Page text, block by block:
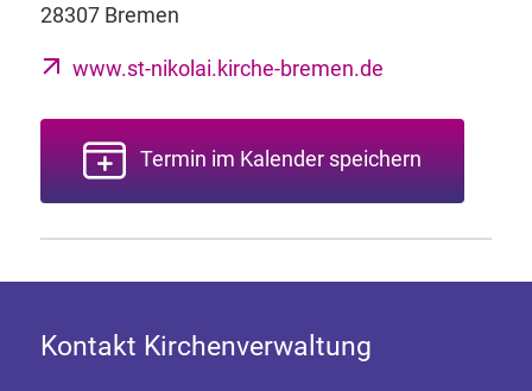
28307 Bremen
www.st-nikolai.kirche-bremen.de
Termin im Kalender speichern
Kontakt Kirchenverwaltung